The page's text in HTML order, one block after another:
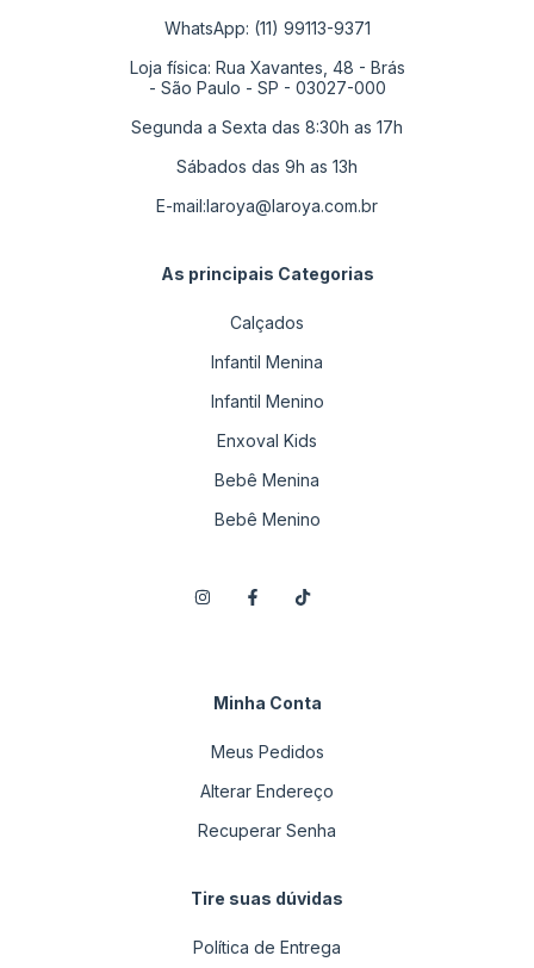
WhatsApp: (11) 99113-9371
Loja física: Rua Xavantes, 48 - Brás
- São Paulo - SP - 03027-000
Segunda a Sexta das 8:30h as 17h
Sábados das 9h as 13h
E-mail:laroya@laroya.com.br
As principais Categorias
Calçados
Infantil Menina
Infantil Menino
Enxoval Kids
Bebê Menina
Bebê Menino
Minha Conta
Meus Pedidos
Alterar Endereço
Recuperar Senha
Tire suas dúvidas
Política de Entrega